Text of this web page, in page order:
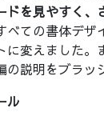
を見やすく、
べての書体デザ
に変えました。
説明をブラッ
ル